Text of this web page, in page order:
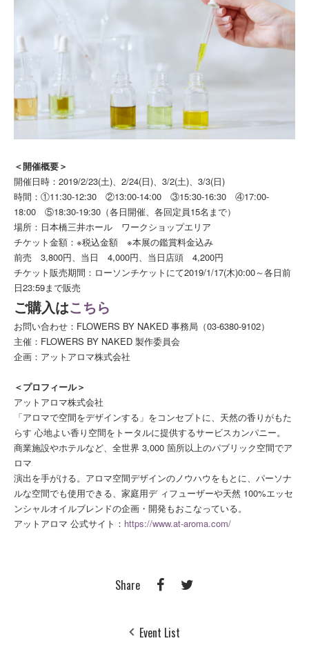
＜開催概要＞
開催日時：2019/2/23(土)、2/24(日)、3/2(土)、3/3(日)
時間：①11:30-12:30 ②13:00-14:00 ③15:30-16:30 ④17:00-
18:00 ⑤18:30-19:30（各日開催、各回定員15名まで）
場所：日本橋三井ホール ワークショップエリア
チケット金額：※税込金額 ※本展の鑑賞料金込み
前売 3,800円、当日 4,000円、当日店頭 4,200円
チケット販売期間：ローソンチケットにて2019/1/17(木)0:00～各日前
日23:59まで販売
ご購入はこちら
お問い合わせ：FLOWERS BY NAKED 事務局（03-6380-9102）
主催：FLOWERS BY NAKED 製作委員会
企画：アットアロマ株式会社
＜プロフィール＞
アットアロマ株式会社
「アロマで空間をデザインする」をコンセプトに、天然の香りがもた
らす 心地よい香り空間をトータルに提供するサービスカンパニー。
商業施設やホテルなど、全世界 3,000 箇所以上のパブリック空間でア
ロマ
演出を手がける。アロマ空間デザインのノウハウをもとに、パーソナ
ルな空間でも使用できる、家庭用デ ィフューザーや天然 100%エッセ
ンシャルオイルブレンドの企画・開発もおこなっている。
アットアロマ 公式サイト： https://www.at-aroma.com/
Share
Event List